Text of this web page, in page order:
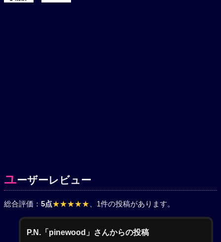
ユーザーレビュー
総合評価： 5点★★★★★ 、1件の投稿があります。
P.N.「pinewood」さんからの投稿